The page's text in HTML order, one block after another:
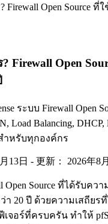
? Firewall Open
ระบบ Firewall Open
Load Balancing, DHCP,
ำหรับทุกองค์กร
13日 - 更新： 2026年8
Open Source ที่ได้รับคว
า 20 ปี ด้วยความเสถียร
จอร์ที่ครบครัน ทำให้